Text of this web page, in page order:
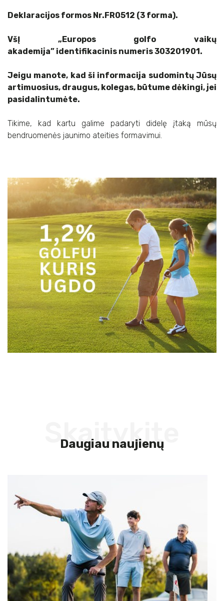
Deklaracijos formos Nr.FR0512 (3 forma).
VšĮ „Europos golfo vaikų
akademija” identifikacinis numeris 303201901.
Jeigu manote, kad ši informacija sudomintų Jūsų
artimuosius, draugus, kolegas, būtume dėkingi, jei
pasidalintumėte.
Tikime, kad kartu galime padaryti didelę įtaką mūsų
bendruomenės jaunimo ateities formavimui.
Skaitykite
Daugiau naujienų